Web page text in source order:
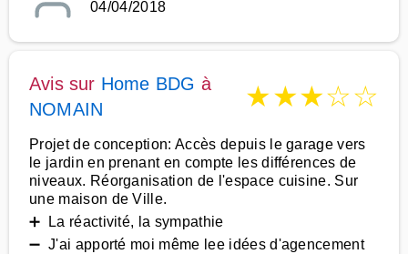
04/04/2018
Avis sur Home BDG à
NOMAIN
★★★☆☆
Projet de conception: Accès depuis le garage vers
le jardin en prenant en compte les différences de
niveaux. Réorganisation de l'espace cuisine. Sur
une maison de Ville.
➕ La réactivité, la sympathie
➖ J'ai apporté moi même lee idées d'agencement